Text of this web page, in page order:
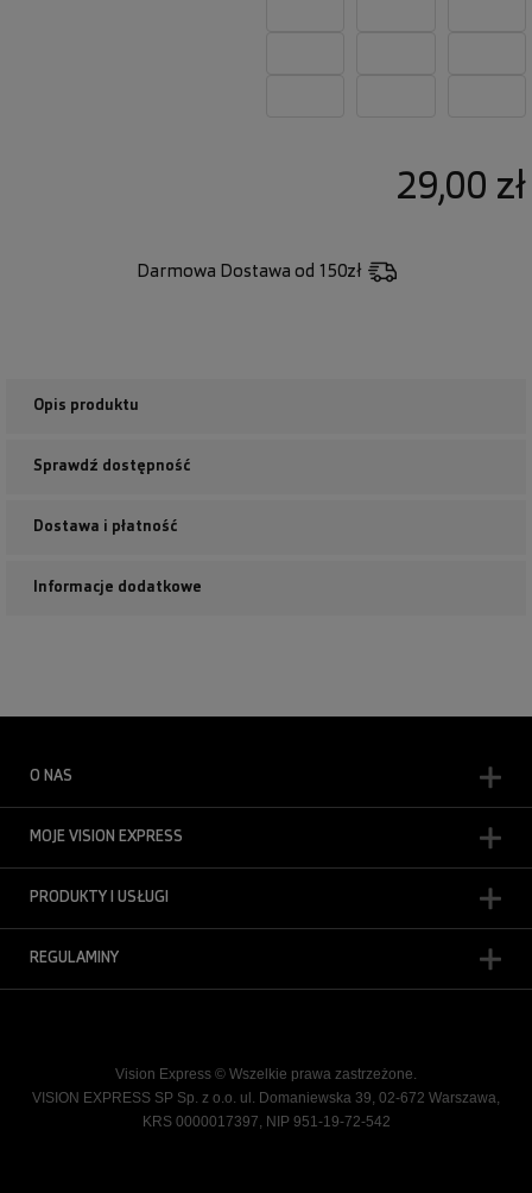
29,00 zł
Darmowa Dostawa od 150zł
Opis produktu
Sprawdź dostępność
Dostawa i płatność
Informacje dodatkowe
O NAS
MOJE VISION EXPRESS
PRODUKTY I USŁUGI
REGULAMINY
Vision Express © Wszelkie prawa zastrzeżone.
VISION EXPRESS SP Sp. z o.o. ul. Domaniewska 39, 02-672 Warszawa,
KRS 0000017397, NIP 951-19-72-542